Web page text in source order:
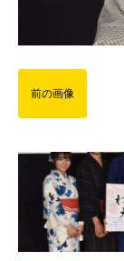
前の画像